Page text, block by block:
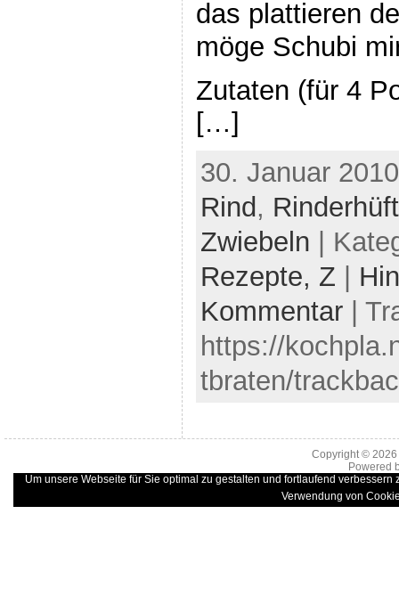
das plattieren
möge Schubi
Zutaten (für 4
[…]
30. Januar
Rind ,
Zwiebeln |
Rezepte, Z
Kommentar|
https://
tbraten/
Copyright ©
Powered
Um unsere Webseite für Sie optimal zu gestalten und fortlaufend
Verwendung von